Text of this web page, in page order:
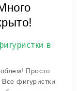
в
Просто
фигуристки